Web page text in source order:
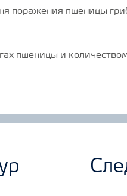
поражения пшеницы